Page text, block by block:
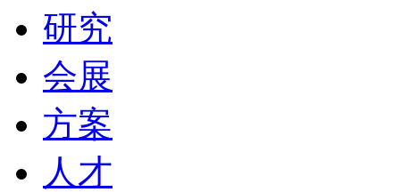
研究
会展
方案
人才